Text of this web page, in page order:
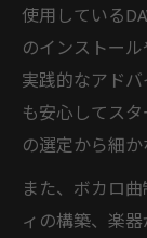
使用している
のインストー
実践的なアド
も安心してス
の選定から細
また、ボカロ
ィの構築、楽